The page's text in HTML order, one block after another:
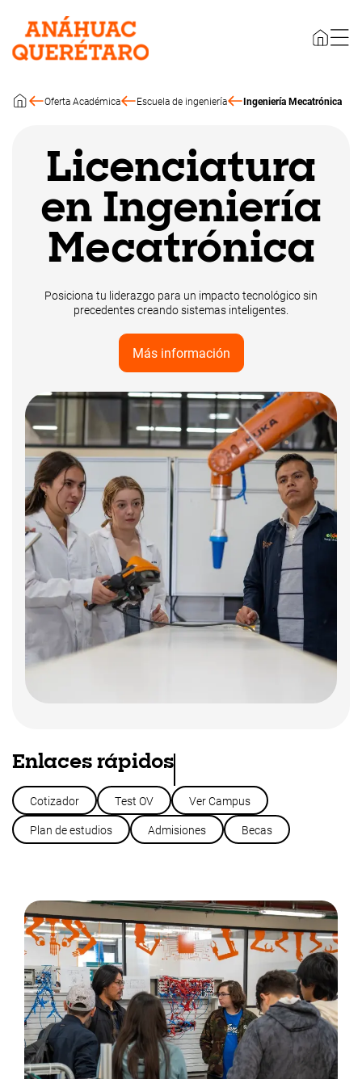
Oferta Académica Escuela de ingeniería Ingeniería Mecatrónica
Licenciatura
en Ingeniería
Mecatrónica
Posiciona tu liderazgo para un impacto tecnológico sin
precedentes creando sistemas inteligentes.
Más información
Enlaces rápidos
Cotizador Test OV
Ver Campus
Plan de estudios
Admisiones Becas